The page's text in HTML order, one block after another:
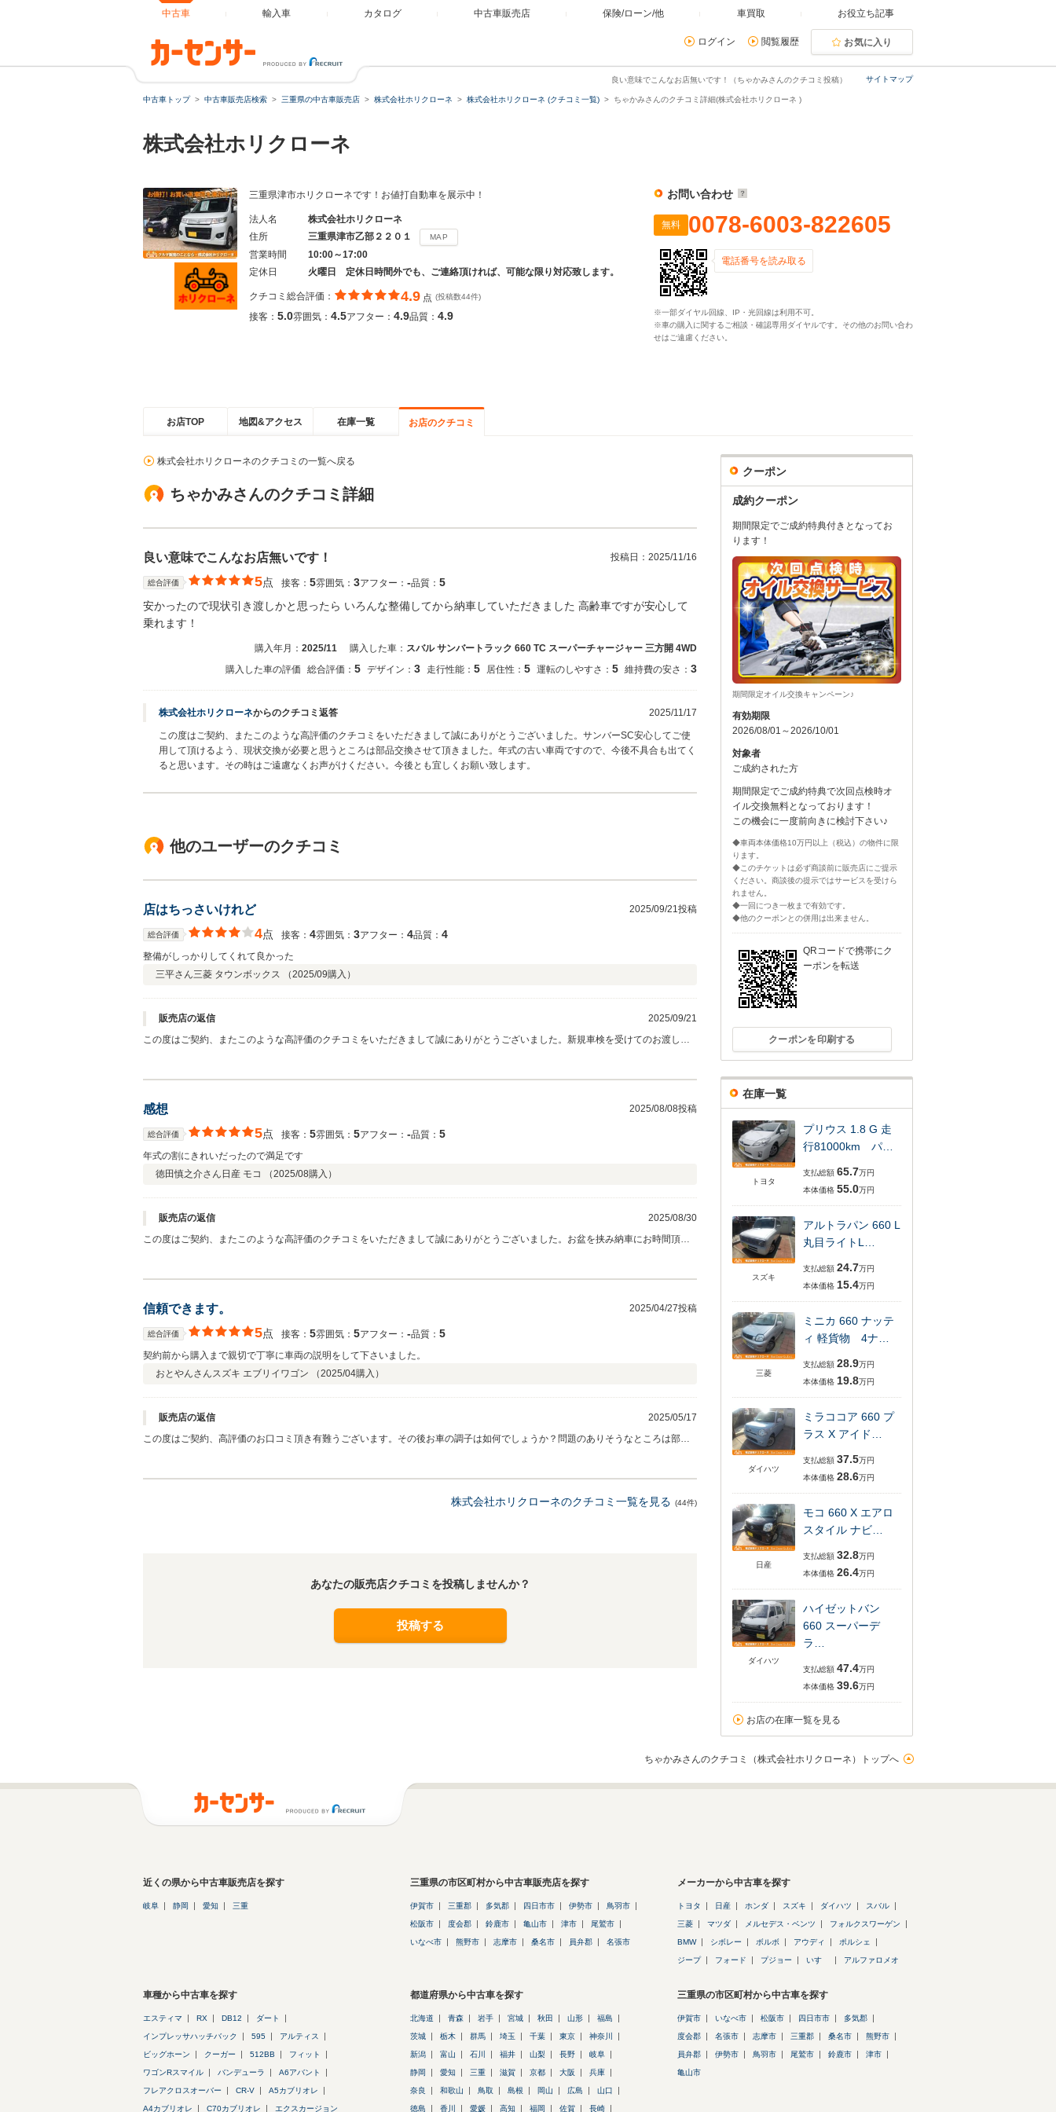
中古車 輸入車 カタログ 中古車販売店 保険/ローン/他 車買取 お役立ち記事
ログイン 閲覧履歴 お気に入り
サイトマップ
良い意味でこんなお店無いです！（ちゃかみさんのクチコミ投稿）
中古車トップ 中古車販売店検索 三重県の中古車販売店 株式会社ホリクローネ 株式会社ホリクローネ (クチコミ一覧) ちゃかみさんのクチコミ詳細(株式会社ホリクローネ )
株式会社ホリクローネ
三重県津市ホリクローネです！お値打自動車を展示中！
法人名
株式会社ホリクローネ
住所
三重県津市乙部２２０１ MAP
営業時間
10:00～17:00
定休日
火曜日 定休日時間外でも、ご連絡頂ければ、可能な限り対応致します。
クチコミ総合評価： 4.9 点 (投稿数44件)
接客： 5.0雰囲気： 4.5アフター： 4.9品質： 4.9
お問い合わせ
無料 0078-6003-822605
電話番号を読み取る
※一部ダイヤル回線、IP・光回線は利用不可。
※車の購入に関するご相談・確認専用ダイヤルです。その他のお問い合わ
せはご遠慮ください。
お店TOP 地図&アクセス 在庫一覧 お店のクチコミ
株式会社ホリクローネのクチコミの一覧へ戻る
ちゃかみさんのクチコミ詳細
良い意味でこんなお店無いです！ 投稿日： 2025/11/16
総合評価 5点 接客： 5雰囲気： 3アフター： ‐品質： 5
安かったので現状引き渡しかと思ったら いろんな整備してから納車していただきました 高齢車ですが安心して
乗れます！
購入年月： 2025/11 購入した車： スバル サンバートラック 660 TC スーパーチャージャー 三方開 4WD
購入した車の評価
総合評価： 5 デザイン： 3 走行性能： 5 居住性： 5 運転のしやすさ： 5 維持費の安さ： 3
株式会社ホリクローネからのクチコミ返答 2025/11/17
この度はご契約、またこのような高評価のクチコミをいただきまして誠にありがとうございました。サンバーSC安心してご使
用して頂けるよう、現状交換が必要と思うところは部品交換させて頂きました。年式の古い車両ですので、今後不具合も出てく
ると思います。その時はご遠慮なくお声がけください。今後とも宜しくお願い致します。
他のユーザーのクチコミ
店はちっさいけれど 2025/09/21投稿
総合評価 4点 接客： 4雰囲気： 3アフター： 4品質： 4
整備がしっかりしてくれて良かった
三平さん三菱 タウンボックス （2025/09購入）
販売店の返信
2025/09/21
この度はご契約、またこのような高評価のクチコミをいただきまして誠にありがとうございました。新規車検を受けてのお渡し
感想 2025/08/08投稿
総合評価 5点 接客： 5雰囲気： 5アフター： ‐品質： 5
年式の割にきれいだったので満足です
徳田慎之介さん 日産 モコ （2025/08購入）
販売店の返信
2025/08/30
この度はご契約、またこのような高評価のクチコミをいただきまして誠にありがとうございました。お盆を挟み納車にお時間頂き
信頼できます。 2025/04/27投稿
総合評価 5点 接客： 5雰囲気： 5アフター： ‐品質： 5
契約前から購入まで親切で丁寧に車両の説明をして下さいました。
おとやんさんスズキ エブリイワゴン （2025/04購入）
販売店の返信
2025/05/17
この度はご契約、高評価のお口コミ頂き有難うございます。その後お車の調子は如何でしょうか？問題のありそうなところは部品
株式会社ホリクローネのクチコミ一覧を見る (44件)
あなたの販売店クチコミを投稿しませんか？
投稿する
クーポン
成約クーポン
期間限定でご成約特典付きとなってお
ります！
期間限定オイル交換キャンペーン♪
有効期限
2026/08/01～2026/10/01
対象者
ご成約された方
期間限定でご成約特典で次回点検時オ
イル交換無料となっております！
この機会に一度前向きに検討下さい♪
◆車両本体価格10万円以上（税込）の物件に限
ります。
◆このチケットは必ず商談前に販売店にご提示
ください。商談後の提示ではサービスを受けら
れません。
◆一回につき一枚まで有効です。
◆他のクーポンとの併用は出来ません。
QRコードで携帯にク
ーポンを転送
クーポンを印刷する
在庫一覧
トヨタ
プリウス 1.8 G 走
行81000km パ…
支払総額 65.7万円
本体価格 55.0万円
スズキ
アルトラパン 660 L
丸目ライトL…
支払総額 24.7万円
本体価格 15.4万円
三菱
ミニカ 660 ナッテ
ィ 軽貨物 4ナ…
支払総額 28.9万円
本体価格 19.8万円
ダイハツ
ミラココア 660 プ
ラス X アイド…
支払総額 37.5万円
本体価格 28.6万円
日産
モコ 660 X エアロ
スタイル ナビ…
支払総額 32.8万円
本体価格 26.4万円
ダイハツ
ハイゼットバン
660 スーパーデ
ラ…
支払総額 47.4万円
本体価格 39.6万円
お店の在庫一覧を見る
ちゃかみさんのクチコミ（株式会社ホリクローネ）トップへ
近くの県から中古車販売店を探す
岐阜 静岡 愛知 三重
三重県の市区町村から中古車販売店を探す
伊賀市 三重郡 多気郡 四日市市 伊勢市 鳥羽市
松阪市 度会郡 鈴鹿市 亀山市 津市 尾鷲市
いなべ市 熊野市 志摩市 桑名市 員弁郡 名張市
メーカーから中古車を探す
トヨタ 日産 ホンダ スズキ ダイハツ スバル
三菱 マツダ メルセデス・ベンツ フォルクスワーゲン
BMW シボレー ボルボ アウディ ポルシェ
ジープ フォード プジョー いすゞ アルファロメオ
車種から中古車を探す
エスティマ RX DB12 ダート
インプレッサハッチバック 595 アルティス
ビッグホーン クーガー 512BB フィット
ワゴンRスマイル バンデューラ A6アバント
フレアクロスオーバー CR-V A5カブリオレ
A4カブリオレ C70カブリオレ エクスカージョン
都道府県から中古車を探す
北海道 青森 岩手 宮城 秋田 山形 福島
茨城 栃木 群馬 埼玉 千葉 東京 神奈川
新潟 富山 石川 福井 山梨 長野 岐阜
静岡 愛知 三重 滋賀 京都 大阪 兵庫
奈良 和歌山 鳥取 島根 岡山 広島 山口
徳島 香川 愛媛 高知 福岡 佐賀 長崎
三重県の市区町村から中古車を探す
伊賀市 いなべ市 松阪市 四日市市 多気郡
度会郡 名張市 志摩市 三重郡 桑名市 熊野市
員弁郡 伊勢市 鳥羽市 尾鷲市 鈴鹿市 津市
亀山市